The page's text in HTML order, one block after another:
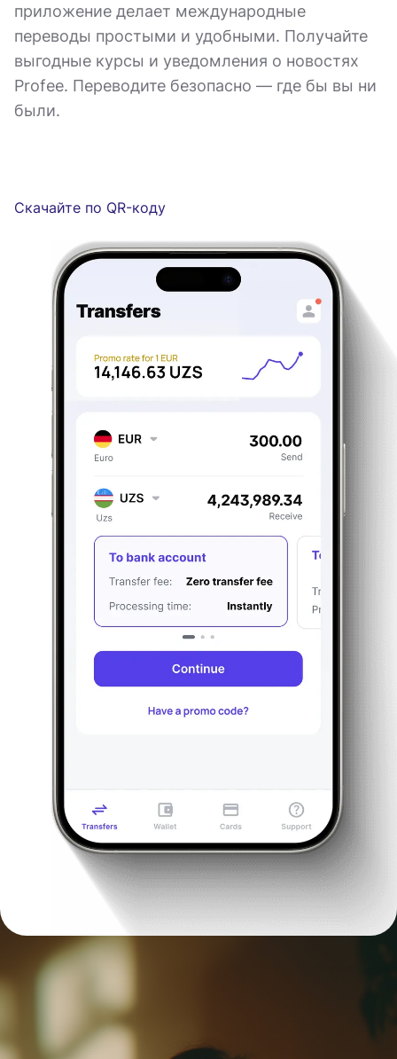
приложение делает международные
переводы простыми и удобными. Получайте
выгодные курсы и уведомления о новостях
Profee. Переводите безопасно — где бы вы ни
были.
Скачайте по QR-коду